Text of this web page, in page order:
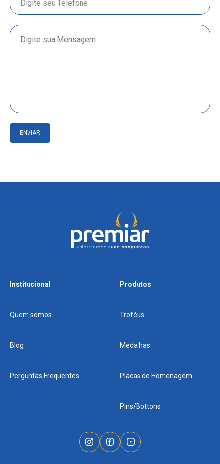
ENVIAR
Institucional
Quem somos
Blog
Perguntas Frequentes
Produtos
Troféus
Medalhas
Placas de Homenagem
Pins/Bottons